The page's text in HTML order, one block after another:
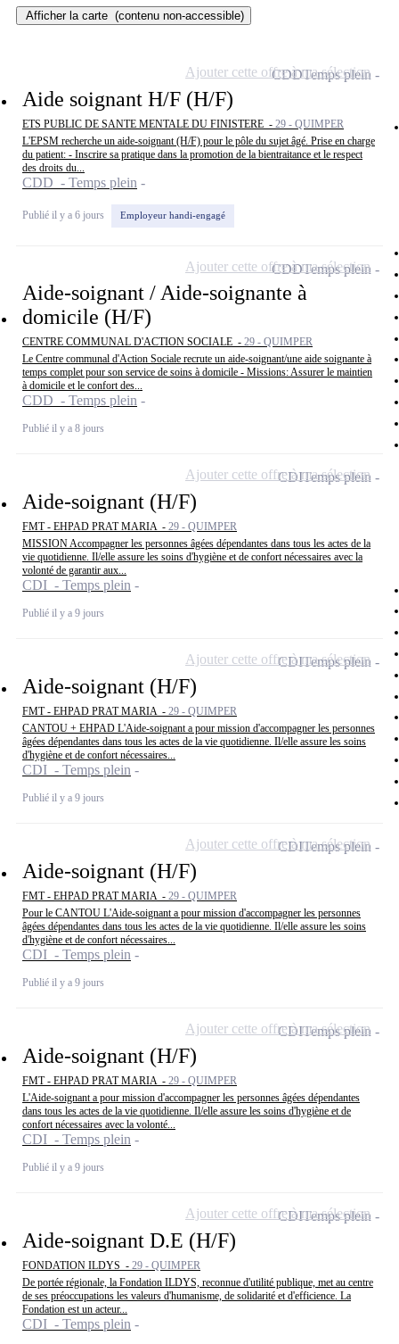
Afficher la carte (contenu non-accessible)
Aide soignant H/F (H/F)
ETS PUBLIC DE SANTE MENTALE DU FINISTERE - 29 - QUIMPER
L'EPSM recherche un aide-soignant (H/F) pour le pôle du sujet âgé. Prise en charge
du patient: - Inscrire sa pratique dans la promotion de la bientraitance et le respect
des droits du...
CDD - Temps plein
Publié il y a 6 jours Employeur handi-engagé
CDDTemps plein
Ajouter cette offre à ma sélection
Aide-soignant / Aide-soignante à
domicile (H/F)
CENTRE COMMUNAL D'ACTION SOCIALE - 29 - QUIMPER
Le Centre communal d'Action Sociale recrute un aide-soignant/une aide soignante à
temps complet pour son service de soins à domicile - Missions: Assurer le maintien
à domicile et le confort des...
CDD - Temps plein
Publié il y a 8 jours
CDDTemps plein
Ajouter cette offre à ma sélection
Aide-soignant (H/F)
FMT - EHPAD PRAT MARIA - 29 - QUIMPER
MISSION Accompagner les personnes âgées dépendantes dans tous les actes de la
vie quotidienne. Il/elle assure les soins d'hygiène et de confort nécessaires avec la
volonté de garantir aux...
CDI - Temps plein
Publié il y a 9 jours
CDITemps plein
Ajouter cette offre à ma sélection
Aide-soignant (H/F)
FMT - EHPAD PRAT MARIA - 29 - QUIMPER
CANTOU + EHPAD L'Aide-soignant a pour mission d'accompagner les personnes
âgées dépendantes dans tous les actes de la vie quotidienne. Il/elle assure les soins
d'hygiène et de confort nécessaires...
CDI - Temps plein
Publié il y a 9 jours
CDITemps plein
Ajouter cette offre à ma sélection
Aide-soignant (H/F)
FMT - EHPAD PRAT MARIA - 29 - QUIMPER
Pour le CANTOU L'Aide-soignant a pour mission d'accompagner les personnes
âgées dépendantes dans tous les actes de la vie quotidienne. Il/elle assure les soins
d'hygiène et de confort nécessaires...
CDI - Temps plein
Publié il y a 9 jours
CDITemps plein
Ajouter cette offre à ma sélection
Aide-soignant (H/F)
FMT - EHPAD PRAT MARIA - 29 - QUIMPER
L'Aide-soignant a pour mission d'accompagner les personnes âgées dépendantes
dans tous les actes de la vie quotidienne. Il/elle assure les soins d'hygiène et de
confort nécessaires avec la volonté...
CDI - Temps plein
Publié il y a 9 jours
CDITemps plein
Ajouter cette offre à ma sélection
Aide-soignant D.E (H/F)
FONDATION ILDYS - 29 - QUIMPER
De portée régionale, la Fondation ILDYS, reconnue d'utilité publique, met au centre
de ses préoccupations les valeurs d'humanisme, de solidarité et d'efficience. La
Fondation est un acteur...
CDI - Temps plein
CDITemps plein
Ajouter cette offre à ma sélection